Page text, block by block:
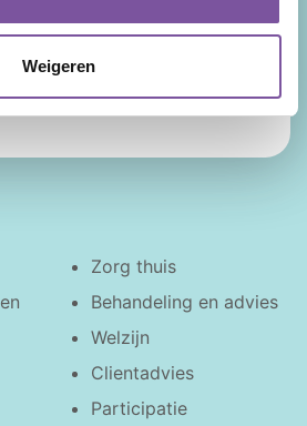
Weigeren
is de rode
zorg en ondersteuning.
YouTube
Zorg thuis
Behandeling en advies
Welzijn
Clientadvies
Participatie